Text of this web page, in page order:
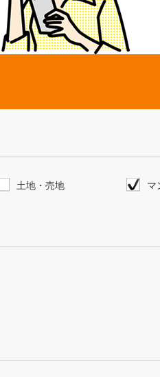
土地・売地 マ